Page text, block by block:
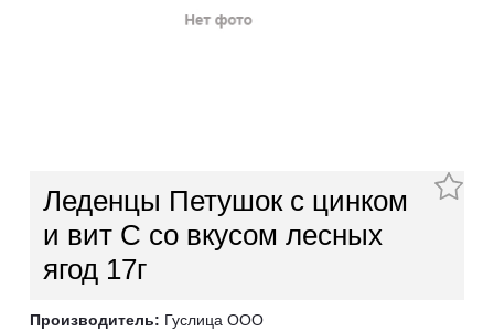
Леденцы Петушок с цинком
и вит С со вкусом лесных
ягод 17г
Производитель: Гуслица ООО